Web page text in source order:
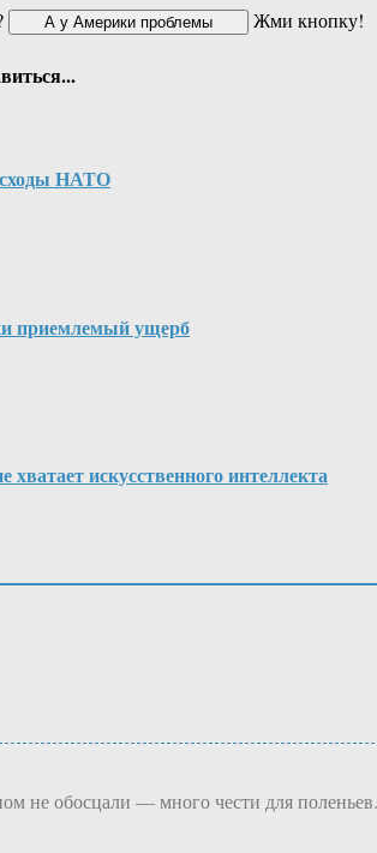
Жми кнопку!
НАТО
приемлемый ущерб
хватает искусственного интеллекта
не обосцали — много чести для поленьев.